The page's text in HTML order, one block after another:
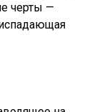
черты —